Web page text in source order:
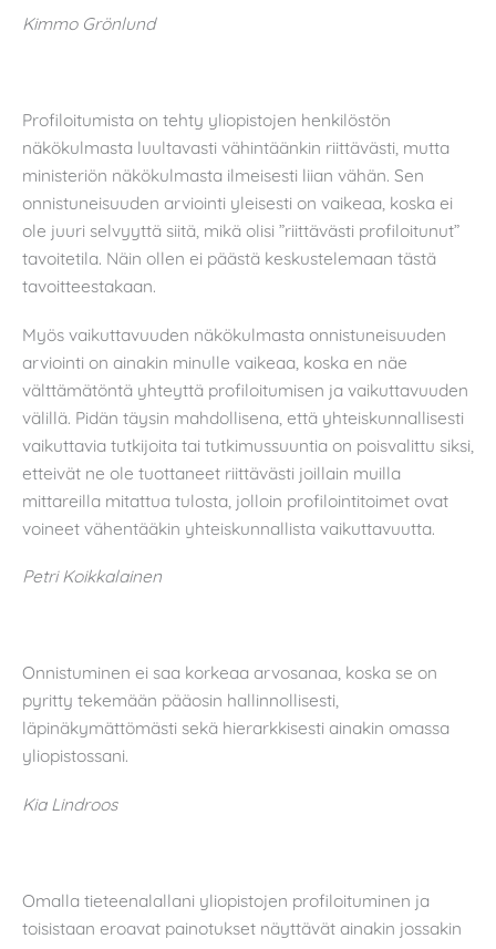
Kimmo Grönlund
Profiloitumista on tehty yliopistojen henkilöstön
näkökulmasta luultavasti vähintäänkin riittävästi, mutta
ministeriön näkökulmasta ilmeisesti liian vähän. Sen
onnistuneisuuden arviointi yleisesti on vaikeaa, koska ei
ole juuri selvyyttä siitä, mikä olisi ”riittävästi profiloitunut”
tavoitetila. Näin ollen ei päästä keskustelemaan tästä
tavoitteestakaan.
Myös vaikuttavuuden näkökulmasta onnistuneisuuden
arviointi on ainakin minulle vaikeaa, koska en näe
välttämätöntä yhteyttä profiloitumisen ja vaikuttavuuden
välillä. Pidän täysin mahdollisena, että yhteiskunnallisesti
vaikuttavia tutkijoita tai tutkimussuuntia on poisvalittu siksi,
etteivät ne ole tuottaneet riittävästi joillain muilla
mittareilla mitattua tulosta, jolloin profilointitoimet ovat
voineet vähentääkin yhteiskunnallista vaikuttavuutta.
Petri Koikkalainen
Onnistuminen ei saa korkeaa arvosanaa, koska se on
pyritty tekemään pääosin hallinnollisesti,
läpinäkymättömästi sekä hierarkkisesti ainakin omassa
yliopistossani.
Kia Lindroos
Omalla tieteenalallani yliopistojen profiloituminen ja
toisistaan eroavat painotukset näyttävät ainakin jossakin